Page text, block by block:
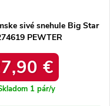
sivé snehule Big Star
PEWTER
€
1 pár/y